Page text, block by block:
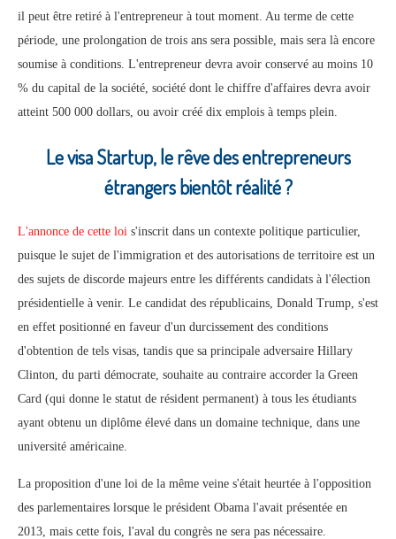
il peut être retiré à l'entrepreneur à tout moment. Au terme de cette
période, une prolongation de trois ans sera possible, mais sera là encore
soumise à conditions. L'entrepreneur devra avoir conservé au moins 10
% du capital de la société, société dont le chiffre d'affaires devra avoir
atteint 500 000 dollars, ou avoir créé dix emplois à temps plein.
Le visa Startup, le rêve des entrepreneurs
étrangers bientôt réalité ?
L'annonce de cette loi s'inscrit dans un contexte politique particulier,
puisque le sujet de l'immigration et des autorisations de territoire est un
des sujets de discorde majeurs entre les différents candidats à l'élection
présidentielle à venir. Le candidat des républicains, Donald Trump, s'est
en effet positionné en faveur d'un durcissement des conditions
d'obtention de tels visas, tandis que sa principale adversaire Hillary
Clinton, du parti démocrate, souhaite au contraire accorder la Green
Card (qui donne le statut de résident permanent) à tous les étudiants
ayant obtenu un diplôme élevé dans un domaine technique, dans une
université américaine.
La proposition d'une loi de la même veine s'était heurtée à l'opposition
des parlementaires lorsque le président Obama l'avait présentée en
2013, mais cette fois, l'aval du congrès ne sera pas nécessaire.